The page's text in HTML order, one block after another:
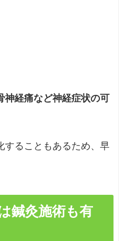
神経痛など神経症状の可
することもあるため、早
鍼灸施術も有